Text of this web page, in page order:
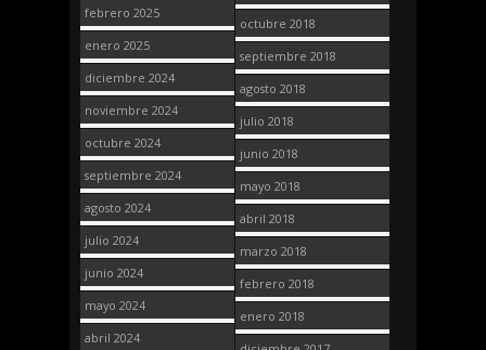
febrero 2025
enero 2025
diciembre 2024
noviembre 2024
octubre 2024
septiembre 2024
agosto 2024
julio 2024
junio 2024
mayo 2024
abril 2024
octubre 2018
septiembre 2018
agosto 2018
julio 2018
junio 2018
mayo 2018
abril 2018
marzo 2018
febrero 2018
enero 2018